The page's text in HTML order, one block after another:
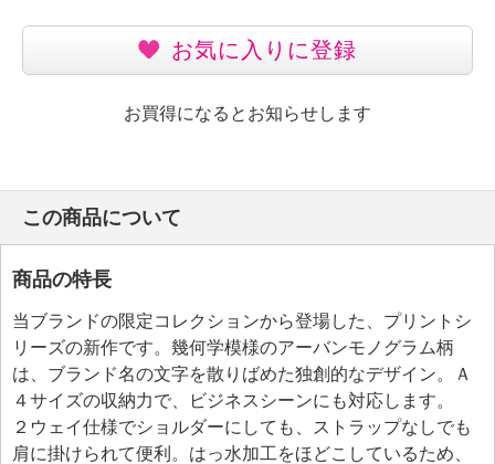
お気に入りに登録
お買得になるとお知らせします
この商品について
商品の特長
当ブランドの限定コレクションから登場した、プリントシ
リーズの新作です。幾何学模様のアーバンモノグラム柄
は、ブランド名の文字を散りばめた独創的なデザイン。Ａ
４サイズの収納力で、ビジネスシーンにも対応します。
２ウェイ仕様でショルダーにしても、ストラップなしでも
肩に掛けられて便利。はっ水加工をほどこしているため、